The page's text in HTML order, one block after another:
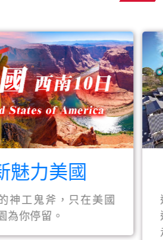
九州輕旅行
逃離城市的喧囂，輕裝上路，
遇見不一樣的風景，說走就